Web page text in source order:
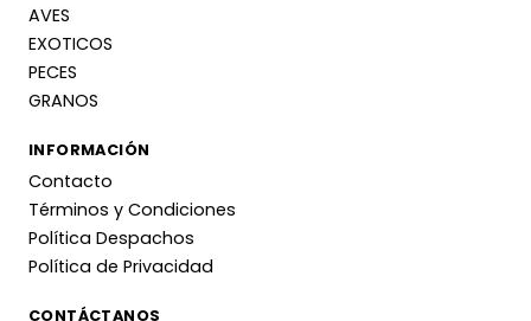
AVES
EXOTICOS
PECES
GRANOS
INFORMACIÓN
Contacto
Términos y Condiciones
Política Despachos
Política de Privacidad
CONTÁCTANOS